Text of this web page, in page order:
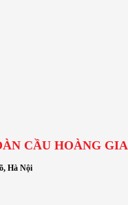
CẦU HOÀNG GIA
Hà Nội